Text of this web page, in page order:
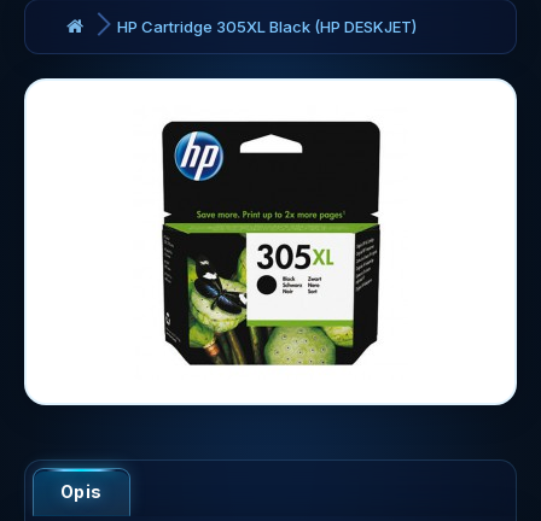
HP Cartridge 305XL Black (HP DESKJET)
Opis